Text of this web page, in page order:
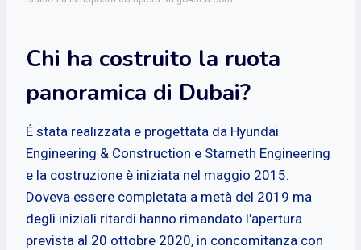
Chi ha costruito la ruota
panoramica di Dubai?
É stata realizzata e progettata da Hyundai
Engineering & Construction e Starneth Engineering
e la costruzione è iniziata nel maggio 2015.
Doveva essere completata a metà del 2019 ma
degli iniziali ritardi hanno rimandato l'apertura
prevista al 20 ottobre 2020, in concomitanza con